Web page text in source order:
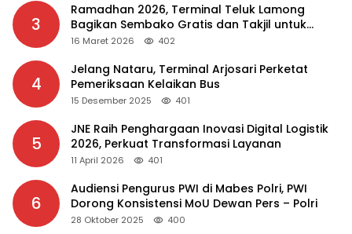
3
Ramadhan 2026, Terminal Teluk Lamong
Bagikan Sembako Gratis dan Takjil untuk
Masyarakat
16 Maret 2026 402
4
Jelang Nataru, Terminal Arjosari Perketat
Pemeriksaan Kelaikan Bus
15 Desember 2025 401
5
JNE Raih Penghargaan Inovasi Digital Logistik
2026, Perkuat Transformasi Layanan
11 April 2026 401
6
Audiensi Pengurus PWI di Mabes Polri, PWI
Dorong Konsistensi MoU Dewan Pers – Polri
28 Oktober 2025 400